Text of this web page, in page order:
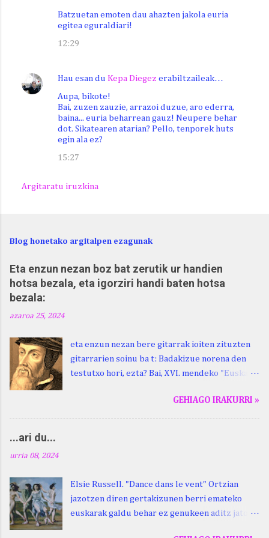
Batzuetan emoten dau ahazten jakola euria
egitea eguraldiari!
12:29
Hau esan du Kepa Diegez erabiltzaileak…
Aupa, bikote!
Bai, zuzen zauzie, arrazoi duzue, aro ederra,
baina... euria beharrean gauz! Neupere behar
dot. Sikatearen atarian? Pello, tenporek huts
egin ala ez?
15:27
Argitaratu iruzkina
Blog honetako argitalpen ezagunak
Eta enzun nezan boz bat zerutik ur handien
hotsa bezala, eta igorziri handi baten hotsa
bezala:
azaroa 25, 2024
eta enzun nezan bere gitarrak ioiten zituzten
gitarrarien soinu ba t: Badakizue norena den
testutxo hori, ezta? Bai, XVI. mendeko "Euskara
justuri...) hitza berari ikasi genion aspaldixe.
Kontua da, beraren sorterrian, Beskoizen,
egun" izeneko omenaldia antolatu dute. Hauxe
duzue Kristinari Henri Duhauk "igortziritako"
programa: - 15.00 Ongi etorria (herriko
GEHIAGO IRAKURRI »
...ari du...
urria 08, 2024
Elsie Russell. "Dance dans le vent" Ortzian
jazotzen diren gertakizunen berri emateko
euskarak galdu behar ez genukeen aditz jator